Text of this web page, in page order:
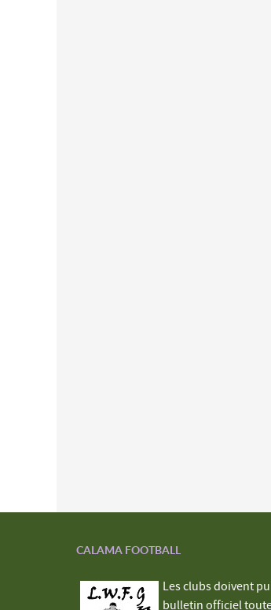
CALAMA FOOTBALL
Les clubs doivent
bulletin officiel